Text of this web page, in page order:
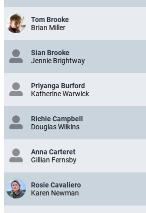
Tom Brooke
Brian Miller
Sian Brooke
Jennie Brightway
Priyanga Burford
Katherine Warwick
Richie Campbell
Douglas Wilkins
Anna Carteret
Gillian Fernsby
Rosie Cavaliero
Karen Newman